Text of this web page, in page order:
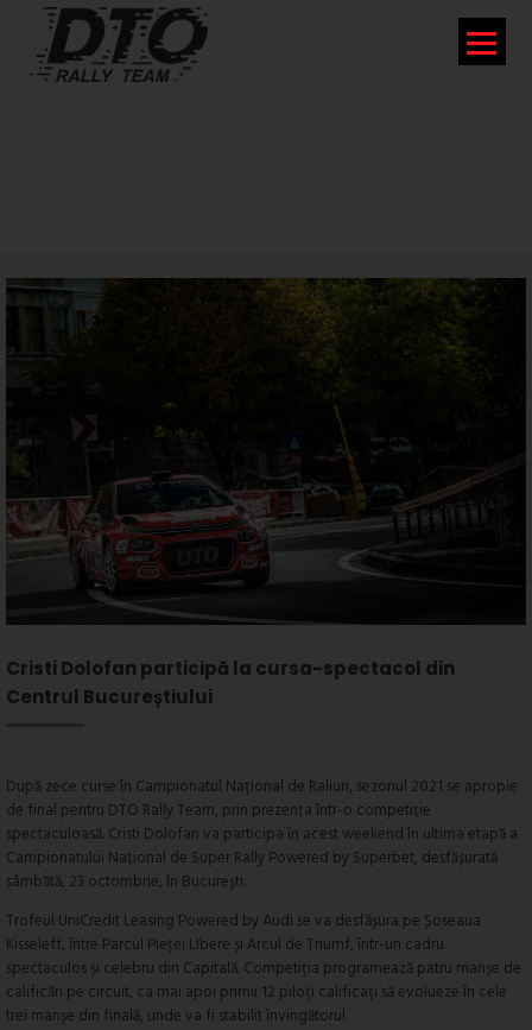
Cristi Dolofan participă la cursa-spectacol din
Centrul Bucureștiului
După zece curse în Campionatul Național de Raliuri, sezonul 2021 se apropie
de final pentru DTO Rally Team, prin prezența într-o competiție
spectaculoasă. Cristi Dolofan va participa în acest weekend în ultima etapă a
Campionatului Național de Super Rally Powered by Superbet, desfășurată
sâmbătă, 23 octombrie, în București.
Trofeul UniCredit Leasing Powered by Audi se va desfășura pe Șoseaua
Kisseleff, între Parcul Pieței LIbere și Arcul de Triumf, într-un cadru
spectaculos și celebru din Capitală. Competiția programează patru manșe de
calificări pe circuit, ca mai apoi primii 12 piloți calificați să evolueze în cele
trei manșe din finală, unde va fi stabilit învingătorul.